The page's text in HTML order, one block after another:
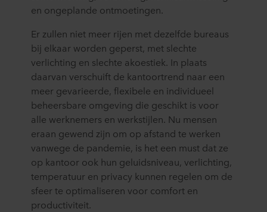
en ongeplande ontmoetingen.
Er zullen niet meer rijen met dezelfde bureaus
bij elkaar worden geperst, met slechte
verlichting en slechte akoestiek. In plaats
daarvan verschuift de kantoortrend naar een
meer gevarieerde, flexibele en individueel
beheersbare omgeving die geschikt is voor
alle werknemers en werkstijlen. Nu mensen
eraan gewend zijn om op afstand te werken
vanwege de pandemie, is het een must dat ze
op kantoor ook hun geluidsniveau, verlichting,
temperatuur en privacy kunnen regelen om de
sfeer te optimaliseren voor comfort en
productiviteit.